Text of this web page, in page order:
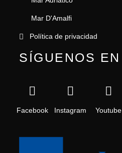
Mar D'Amalfi
Política de privacidad
SÍGUENOS EN
Facebook Instagram Youtube